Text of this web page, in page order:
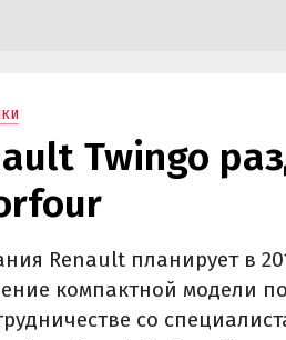
Twingo
Renault планирует в
компактной модели
со